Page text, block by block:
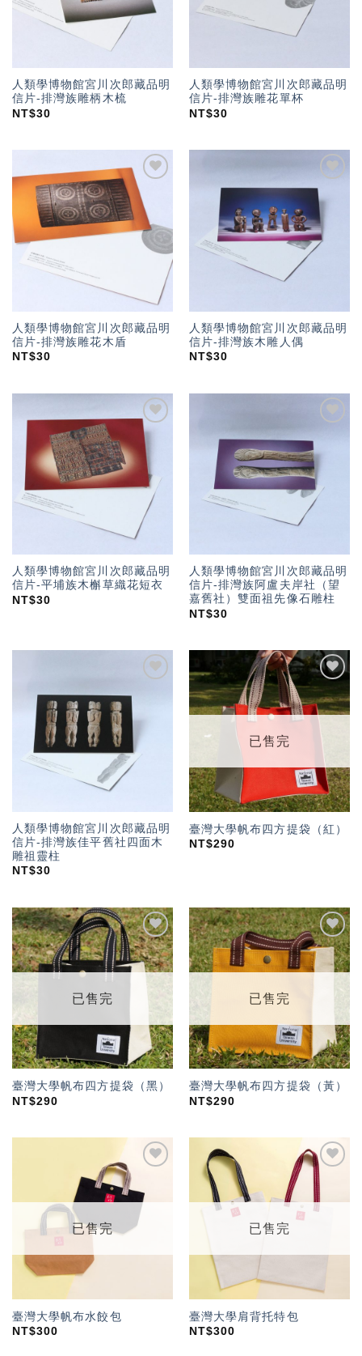
人類學博物館宮川次郎藏品明
信片-排灣族雕柄木梳
NT$30
人類學博物館宮川次郎藏品明
信片-排灣族雕花單杯
NT$30
望輕
單」
人類學博物館宮川次郎藏品明
信片-排灣族雕花木盾
NT$30
「願
人類學博物館宮川次郎藏品明
信片-排灣族木雕人偶
NT$30
加入
「願
望輕
單」
人類學博物館宮川次郎藏品明
信片-平埔族木槲草織花短衣
NT$30
人類學博物館宮川次郎藏品明
信片-排灣族阿盧夫岸社（望
嘉舊社）雙面祖先像石雕柱
NT$30
人類學博物館宮川次郎藏品明
信片-排灣族佳平舊社四面木
雕祖靈柱
NT$30
加入
「願
望輕
已售完
臺灣大學帆布四方提袋（紅）
NT$290
加入
「願
望輕
已售完
臺灣大學帆布四方提袋（黑）
NT$290
加入
「願
望輕
已售完
臺灣大學帆布四方提袋（黃）
NT$290
望輕
已售完
臺灣大學帆布水餃包
NT$300
望輕
已售完
臺灣大學肩背托特包
NT$300